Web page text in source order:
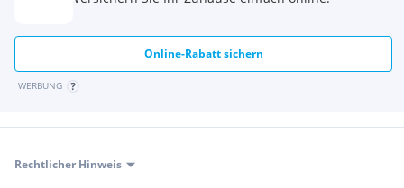
Online-Rabatt sichern
WERBUNG
Rechtlicher Hinweis